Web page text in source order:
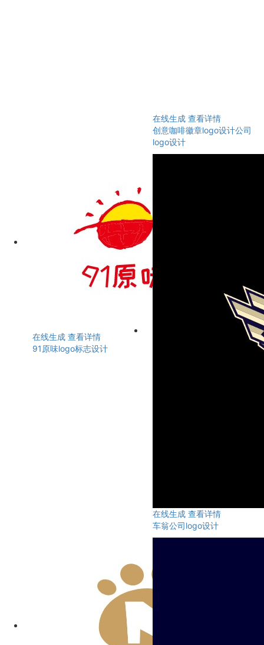
在线生成 查看详情
创意咖啡徽章logo设计公司
logo设计
在线生成 查看详情
91原味logo标志设计
在线生成 查看详情
车翁公司logo设计